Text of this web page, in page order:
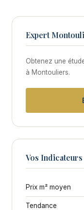
Expert
Obtenez une
à Montouliers.
Vos Indicateurs
Prix m² moyen
Tendance